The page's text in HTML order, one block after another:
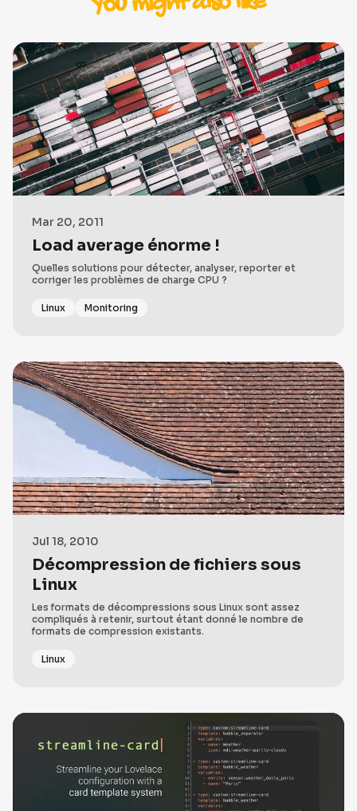
Mar 20, 2011
Load average énorme !
Quelles solutions pour détecter, analyser, reporter et
corriger les problèmes de charge CPU ?
Linux Monitoring
Jul 18, 2010
Décompression de fichiers sous
Linux
Les formats de décompressions sous Linux sont assez
compliqués à retenir, surtout étant donné le nombre de
formats de compression existants.
Linux